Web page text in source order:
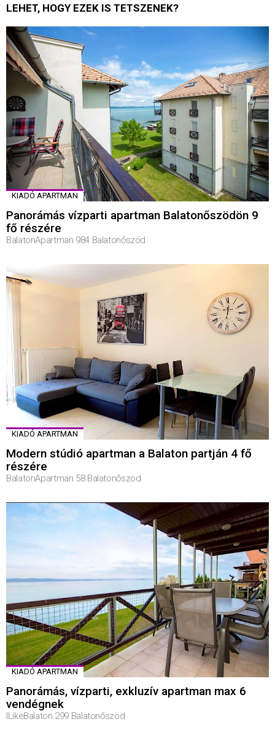
LEHET, HOGY EZEK IS TETSZENEK?
KIADÓ APARTMAN
Panorámás vízparti apartman Balatonőszödön 9
fő részére
BalatonApartman 984 Balatonőszöd
KIADÓ APARTMAN
Modern stúdió apartman a Balaton partján 4 fő
részére
BalatonApartman 58 Balatonőszöd
KIADÓ APARTMAN
Panorámás, vízparti, exkluzív apartman max 6
vendégnek
ILikeBalaton 299 Balatonőszöd